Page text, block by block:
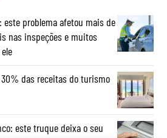
este problema afetou mais de
nas inspeções e muitos
das receitas do turismo
este truque deixa o seu